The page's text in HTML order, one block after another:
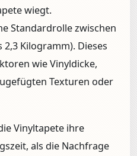
wiegt.
Standardrolle zwischen
2,3 Kilogramm). Dieses
wie Vinyldicke,
Texturen oder
Vinyltapete ihre
als die Nachfrage